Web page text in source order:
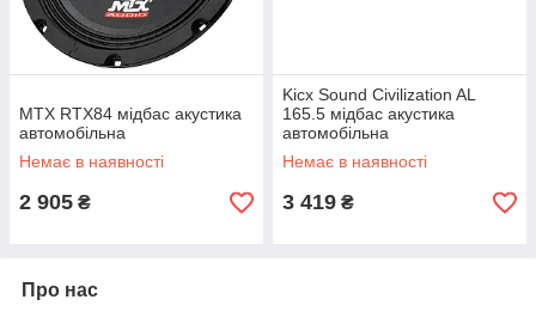
MTX RTX84 мідбас акустика
автомобільна
Немає в наявності
2 905 ₴
Kicx Sound Civilization AL
165.5 мідбас акустика
автомобільна
Немає в наявності
3 419 ₴
Про нас